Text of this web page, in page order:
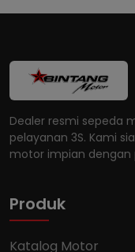
Dealer resmi sepeda
pelayanan 3S. Kami
motor impian dengan
Produk
Katalog Motor